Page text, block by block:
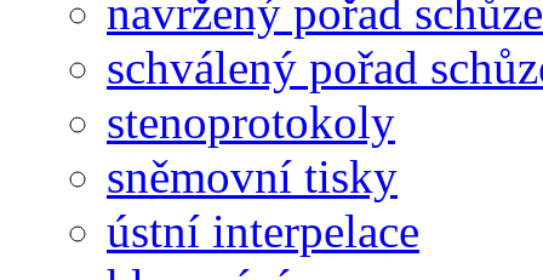
navržený pořad schůze
schválený pořad
stenoprotokoly
sněmovní tisky
ústní interpelace